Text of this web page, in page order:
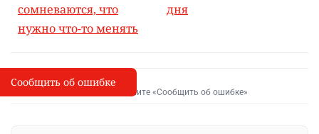
сомневаются, что
нужно что-то менять
дня
I
Сообщить об опечатке
Выделите фрагмент и нажмите «Сообщить об ошибке»
Сообщить об ошибке